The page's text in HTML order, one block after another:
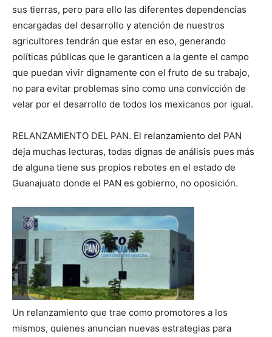
sus tierras, pero para ello las diferentes dependencias
encargadas del desarrollo y atención de nuestros
agricultores tendrán que estar en eso, generando
políticas públicas que le garanticen a la gente el campo
que puedan vivir dignamente con el fruto de su trabajo,
no para evitar problemas sino como una convicción de
velar por el desarrollo de todos los mexicanos por igual.
RELANZAMIENTO DEL PAN. El relanzamiento del PAN
deja muchas lecturas, todas dignas de análisis pues más
de alguna tiene sus propios rebotes en el estado de
Guanajuato donde el PAN es gobierno, no oposición.
Un relanzamiento que trae como promotores a los
mismos, quienes anuncian nuevas estrategias para